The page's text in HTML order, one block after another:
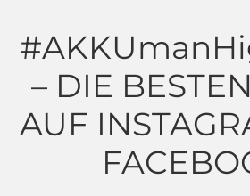
– DIE
AUF